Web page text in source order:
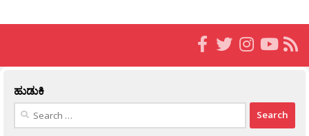
ಹುಡುಕಿ
Search